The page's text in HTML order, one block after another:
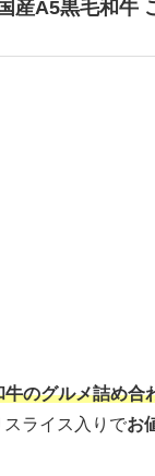
産A5黒毛和牛
のグルメ詰め合
ライス入りでお